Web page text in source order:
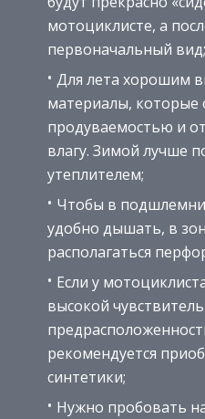
мотоциклисте, а
первоначальный вид;
Для лета хорошим
материалы, которые
продуваемостью и
влагу. Зимой лучше
утеплителем;
Чтобы в
удобно дышать, в
располагаться
Если у
высокой
рекомендуется
синтетики;
Нужно пробовать